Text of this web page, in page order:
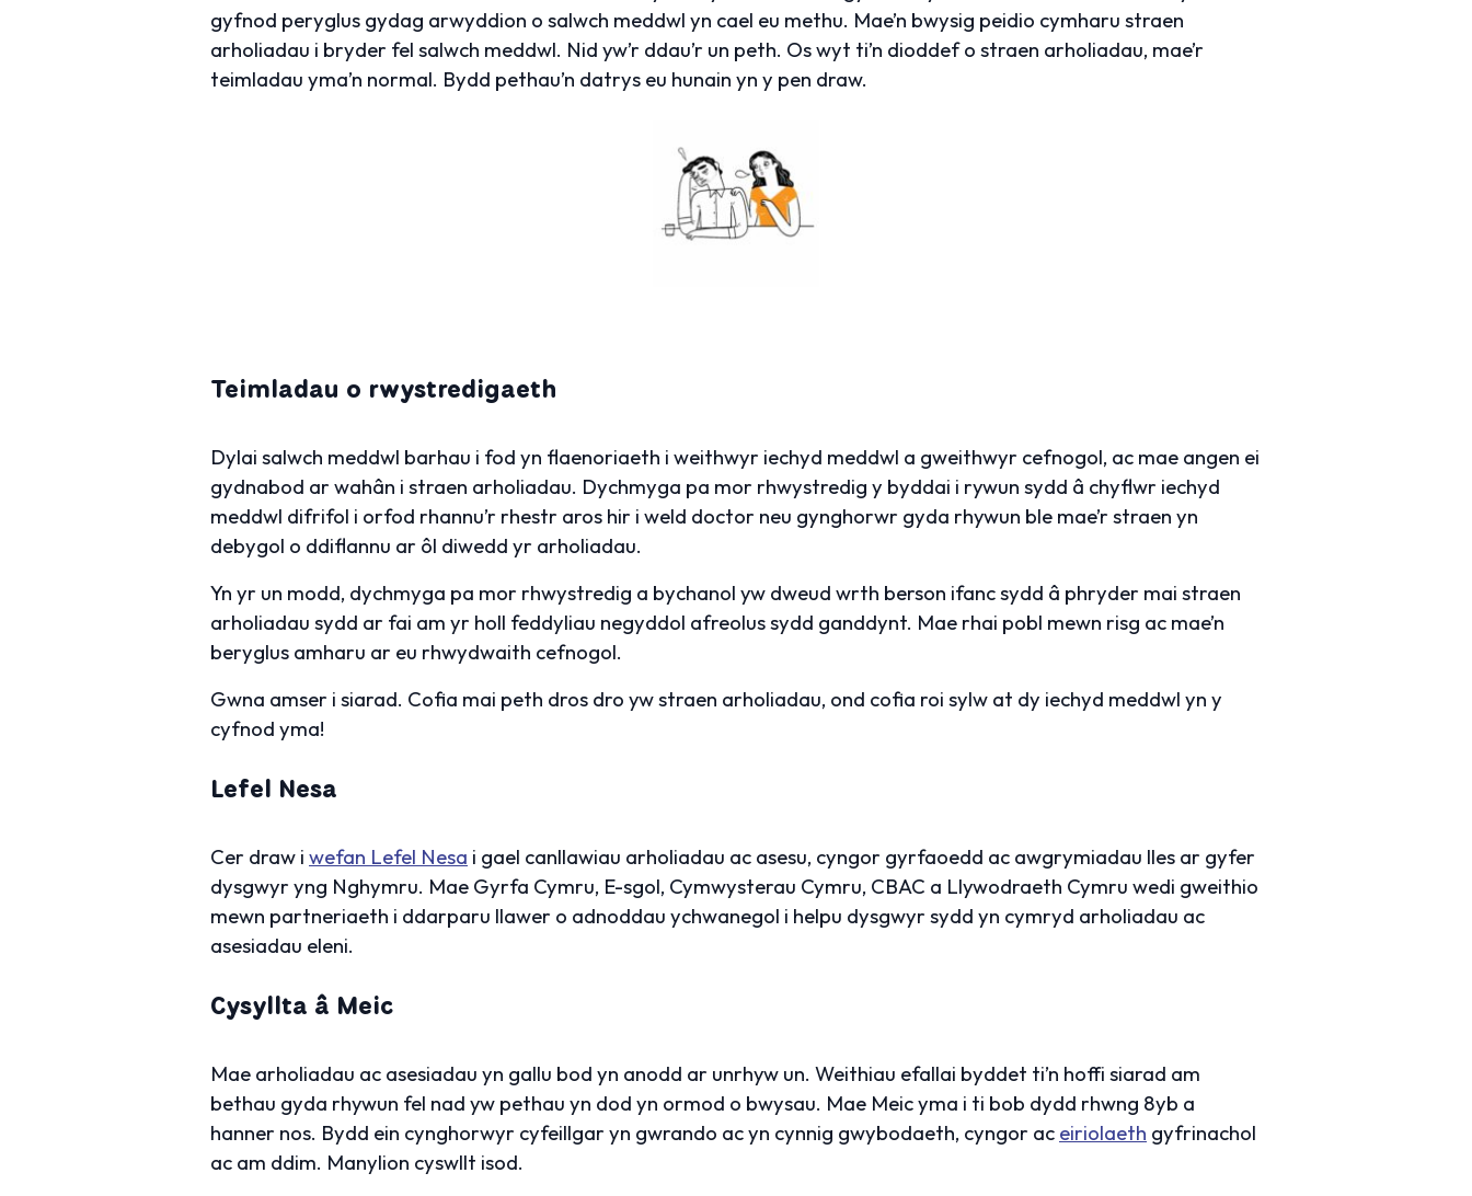
gyfnod peryglus gydag arwyddion o salwch meddwl yn cael eu methu. Mae’n bwysig peidio cymharu straen
arholiadau i bryder fel salwch meddwl. Nid yw’r ddau’r un peth. Os wyt ti’n dioddef o straen arholiadau, mae’r
teimladau yma’n normal. Bydd pethau’n datrys eu hunain yn y pen draw.
Teimladau o rwystredigaeth
Dylai salwch meddwl barhau i fod yn flaenoriaeth i weithwyr iechyd meddwl a gweithwyr cefnogol, ac mae angen ei
gydnabod ar wahân i straen arholiadau. Dychmyga pa mor rhwystredig y byddai i rywun sydd â chyflwr iechyd
meddwl difrifol i orfod rhannu’r rhestr aros hir i weld doctor neu gynghorwr gyda rhywun ble mae’r straen yn
debygol o ddiflannu ar ôl diwedd yr arholiadau.
Yn yr un modd, dychmyga pa mor rhwystredig a bychanol yw dweud wrth berson ifanc sydd â phryder mai straen
arholiadau sydd ar fai am yr holl feddyliau negyddol afreolus sydd ganddynt. Mae rhai pobl mewn risg ac mae’n
beryglus amharu ar eu rhwydwaith cefnogol.
Gwna amser i siarad. Cofia mai peth dros dro yw straen arholiadau, ond cofia roi sylw at dy iechyd meddwl yn y
cyfnod yma!
Lefel Nesa
Cer draw i wefan Lefel Nesa i gael canllawiau arholiadau ac asesu, cyngor gyrfaoedd ac awgrymiadau lles ar gyfer
dysgwyr yng Nghymru. Mae Gyrfa Cymru, E-sgol, Cymwysterau Cymru, CBAC a Llywodraeth Cymru wedi gweithio
mewn partneriaeth i ddarparu llawer o adnoddau ychwanegol i helpu dysgwyr sydd yn cymryd arholiadau ac
asesiadau eleni.
Cysyllta â Meic
Mae arholiadau ac asesiadau yn gallu bod yn anodd ar unrhyw un. Weithiau efallai byddet ti’n hoffi siarad am
bethau gyda rhywun fel nad yw pethau yn dod yn ormod o bwysau. Mae Meic yma i ti bob dydd rhwng 8yb a
hanner nos. Bydd ein cynghorwyr cyfeillgar yn gwrando ac yn cynnig gwybodaeth, cyngor ac eiriolaeth gyfrinachol
ac am ddim. Manylion cyswllt isod.